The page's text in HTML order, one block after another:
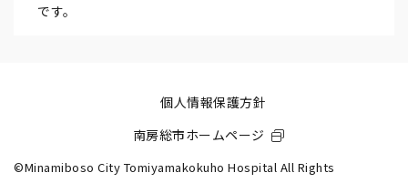
です。
個人情報保護方針
南房総市ホームページ
©Minamiboso City Tomiyamakokuho Hospital All Rights